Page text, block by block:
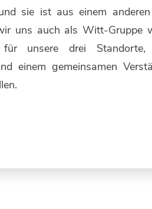
sie ist aus einem
uns auch als Witt-Gruppe
für unsere drei Standorte,
einem gemeinsamen